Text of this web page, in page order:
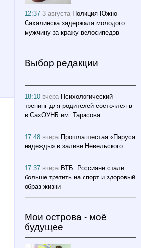
12:373 августа Полиция Южно-
Сахалинска задержала молодого
мужчину за кражу велосипедов
Выбор редакции
18:10 вчера Психологический
тренинг для родителей состоялся в
в СахОУНБ им. Тарасова
17:48 вчера Прошла шестая «Паруса
надежды» в заливе Невельского
17:37 вчера ВТБ: Россияне стали
больше тратить на спорт и здоровый
образ жизни
Мои острова - моё
будущее